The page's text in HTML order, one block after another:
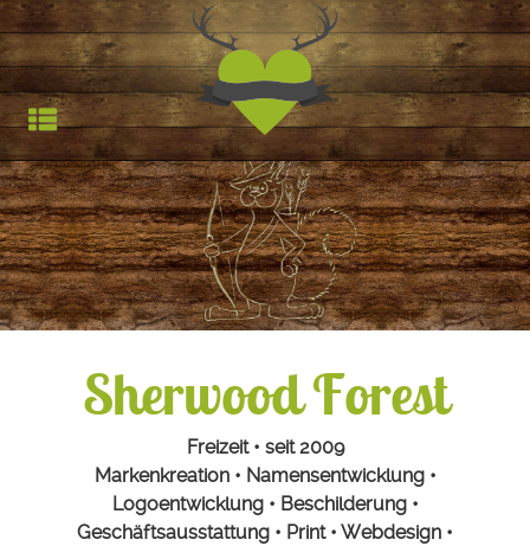
Jagdfieber |
HOCHSTAND
STARTSEITE
TROPHÄEN
REFERENZEN
Sherwood Forest
Freizeit • seit 2009
Markenkreation • Namensentwicklung •
Logoentwicklung • Beschilderung •
Geschäftsausstattung • Print • Webdesign •